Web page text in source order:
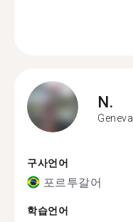
N.
Geneva
구사언어
포르투갈어
학습언어